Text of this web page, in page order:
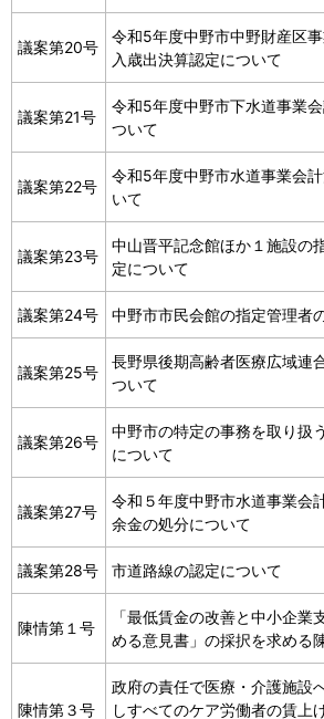
議案第20号
令和5年度中野市中野財産区
入歳出決算認定について
議案第21号
令和5年度中野市下水道事業
ついて
議案第22号
令和5年度中野市水道事業会
いて
議案第23号
中山晋平記念館ほか１施設の
定について
議案第24号 中野市市民会館の指定管理者
議案第25号
長野県後期高齢者医療広域連
ついて
議案第26号
中野市の特定の事務を取り扱
について
議案第27号
令和５年度中野市水道事業会
余金の処分について
議案第28号 市道路線の認定について
陳情第１号
「最低賃金の改善と中小企業
める意見書」の採択を求める
陳情第３号
政府の責任で医療・介護施設
しすべてのケア労働者の賃上